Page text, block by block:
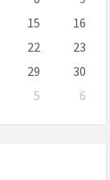
15
16
22
23
29
30
5
6